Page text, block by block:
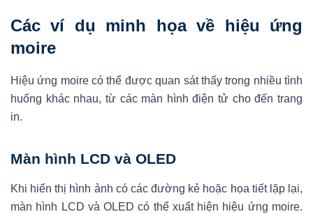
Các ví dụ minh họa về hiệu ứng
moire
Hiệu ứng moire có thể được quan sát thấy trong nhiều tình
huống khác nhau, từ các màn hình điện tử cho đến trang
in.
Màn hình LCD và OLED
Khi hiển thị hình ảnh có các đường kẻ hoặc họa tiết lặp lại,
màn hình LCD và OLED có thể xuất hiện hiệu ứng moire.